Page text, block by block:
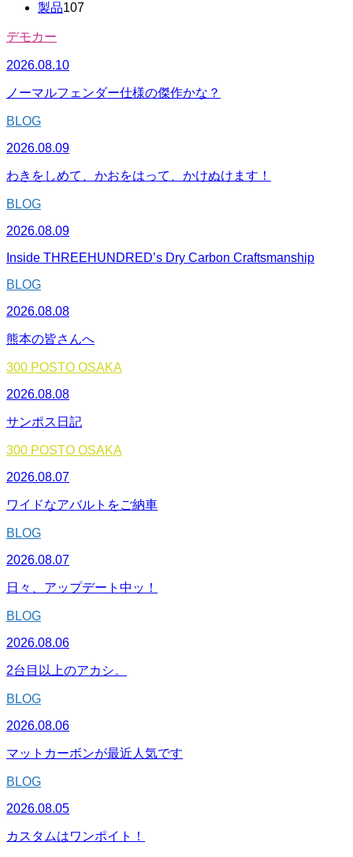
製品107
デモカー
2026.08.10
ノーマルフェンダー仕様の傑作かな？
BLOG
2026.08.09
わきをしめて、かおをはって、かけぬけます！
BLOG
2026.08.09
Inside THREEHUNDRED’s Dry Carbon Craftsmanship
BLOG
2026.08.08
熊本の皆さんへ
300 POSTO OSAKA
2026.08.08
サンポス日記
300 POSTO OSAKA
2026.08.07
ワイドなアバルトをご納車
BLOG
2026.08.07
日々、アップデート中ッ！
BLOG
2026.08.06
2台目以上のアカシ。
BLOG
2026.08.06
マットカーボンが最近人気です
BLOG
2026.08.05
カスタムはワンポイト！